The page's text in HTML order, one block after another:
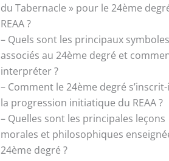
du Tabernacle » pour le 24ème
REAA ?
– Quels sont les principaux symboles
associés au 24ème degré et
interpréter ?
– Comment le 24ème degré
la progression initiatique du REAA ?
– Quelles sont les principales leçons
morales et philosophiques
24ème degré ?